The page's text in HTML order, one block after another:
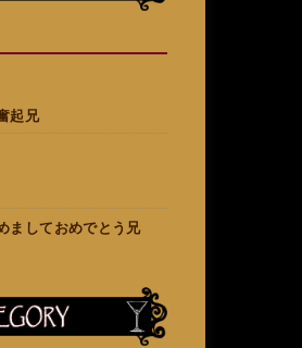
起兄
ましておめでとう兄